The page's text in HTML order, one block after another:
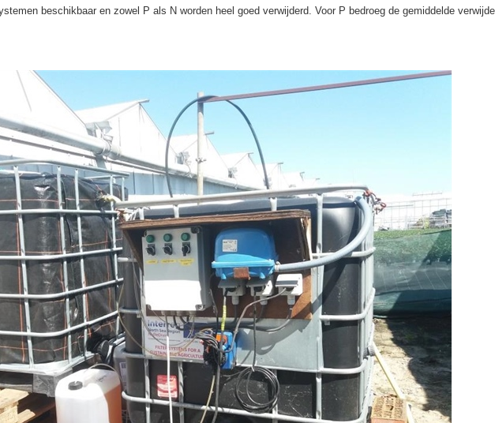
beschikbaar en zowel P als N worden heel goed verwijderd. Voor P bedroeg de gemiddelde